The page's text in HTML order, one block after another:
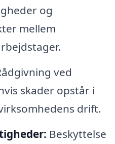
og
mellem
ved
skader opstår i
drift.
Beskyttelse